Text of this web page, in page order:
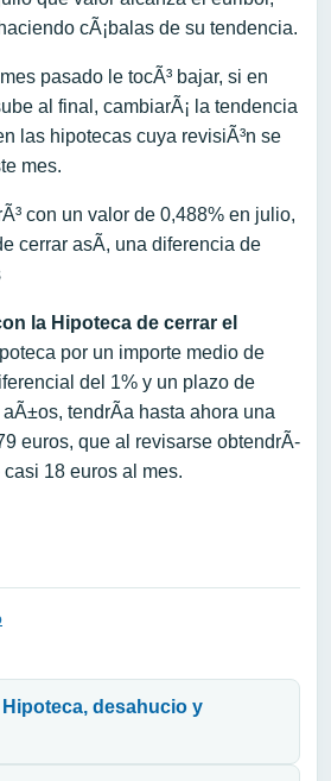
cÃ¡balas de su tendencia.
pasado le tocÃ³ bajar, si en
al final, cambiarÃ¡ la tendencia
las hipotecas cuya revisiÃ³n se
mes.
con un valor de 0,488% en julio,
cerrar asÃ­, una diferencia de
la Hipoteca de cerrar el
por un importe medio de
del 1% y un plazo de
tendrÃ­a hasta ahora una
euros, que al revisarse obtendrÃ­
18 euros al mes.
desahucio y